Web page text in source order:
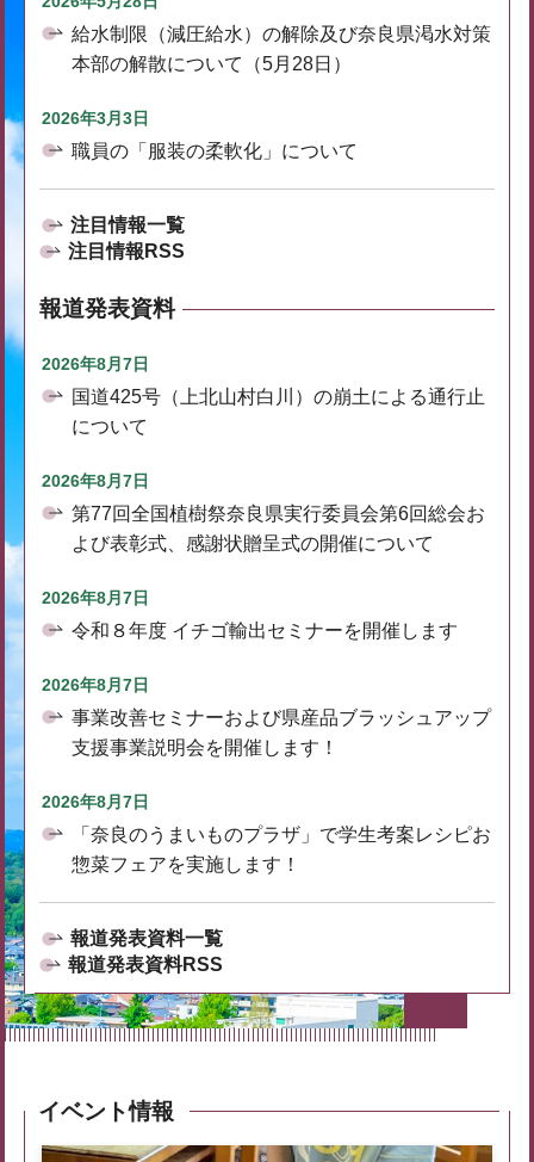
給水制限（減圧給水）の解除及び奈良県渇水対策
本部の解散について（5月28日）
2026年3月3日
職員の「服装の柔軟化」について
注目情報一覧
注目情報RSS
報道発表資料
2026年8月7日
国道425号（上北山村白川）の崩土による通行止
について
2026年8月7日
第77回全国植樹祭奈良県実行委員会第6回総会お
よび表彰式、感謝状贈呈式の開催について
2026年8月7日
令和８年度 イチゴ輸出セミナーを開催します
2026年8月7日
事業改善セミナーおよび県産品ブラッシュアップ
支援事業説明会を開催します！
2026年8月7日
「奈良のうまいものプラザ」で学生考案レシピお
惣菜フェアを実施します！
報道発表資料一覧
報道発表資料RSS
イベント情報